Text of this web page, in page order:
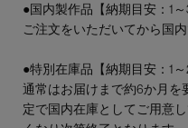
MAGAZINE
SUPPORT
SHOPS
●国内製作品【納期目安：1～
ご注文をいただいてから国
●特別在庫品【納期目安：1～
通常はお届けまで約6か月を
定で国内在庫としてご用意